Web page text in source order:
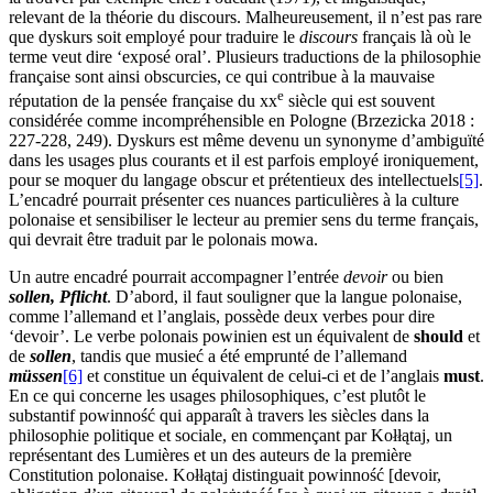
relevant de la théorie du discours. Malheureusement, il n’est pas rare
que dyskurs soit employé pour traduire le discours français là où le
terme veut dire ‘exposé oral’. Plusieurs traductions de la philosophie
française sont ainsi obscurcies, ce qui contribue à la mauvaise
réputation de la pensée française du xxe siècle qui est souvent
considérée comme incompréhensible en Pologne (Brzezicka 2018 :
227-228, 249). Dyskurs est même devenu un synonyme d’ambiguïté
dans les usages plus courants et il est parfois employé ironiquement,
pour se moquer du langage obscur et prétentieux des intellectuels[5].
L’encadré pourrait présenter ces nuances particulières à la culture
polonaise et sensibiliser le lecteur au premier sens du terme français,
qui devrait être traduit par le polonais mowa.
Un autre encadré pourrait accompagner l’entrée devoirou bien
sollen, Pflicht. D’abord, il faut souligner que la langue polonaise,
comme l’allemand et l’anglais, possède deux verbes pour dire
‘devoir’. Le verbe polonais powinien est un équivalent de should et
de sollen, tandis que musieć a été emprunté de l’allemand
müssen[6] et constitue un équivalent de celui-ci et de l’anglais must.
En ce qui concerne les usages philosophiques, c’est plutôt le
substantifpowinność qui apparaît à travers les siècles dans la
philosophie politique et sociale, en commençant par Kołłątaj, un
représentant des Lumières et un des auteurs de la première
Constitution polonaise. Kołłątaj distinguait powinność [devoir,